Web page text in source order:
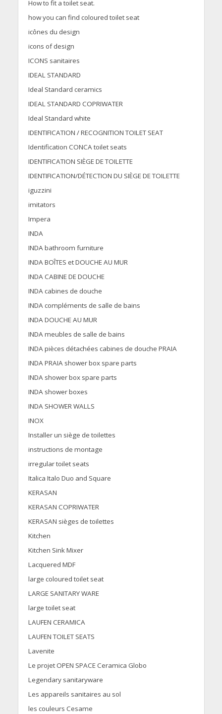
How to fit a toilet seat.
how you can find coloured toilet seat
icônes du design
icons of design
ICONS sanitaires
IDEAL STANDARD
Ideal Standard ceramics
IDEAL STANDARD COPRIWATER
Ideal Standard white
IDENTIFICATION / RECOGNITION TOILET SEAT
Identification CONCA toilet seats
IDENTIFICATION SIÈGE DE TOILETTE
IDENTIFICATION/DÉTECTION DU SIÈGE DE TOILETTE
iguzzini
imitators
Impera
INDA
INDA bathroom furniture
INDA BOÎTES et DOUCHE AU MUR
INDA CABINE DE DOUCHE
INDA cabines de douche
INDA compléments de salle de bains
INDA DOUCHE AU MUR
INDA meubles de salle de bains
INDA pièces détachées cabines de douche PRAIA
INDA PRAIA shower box spare parts
INDA shower box spare parts
INDA shower boxes
INDA SHOWER WALLS
INOX
Installer un siège de toilettes
instructions de montage
irregular toilet seats
Italica Italo Duo and Square
KERASAN
KERASAN COPRIWATER
KERASAN sièges de toilettes
Kitchen
Kitchen Sink Mixer
Lacquered MDF
large coloured toilet seat
LARGE SANITARY WARE
large toilet seat
LAUFEN CERAMICA
LAUFEN TOILET SEATS
Lavenite
Le projet OPEN SPACE Ceramica Globo
Legendary sanitaryware
Les appareils sanitaires au sol
les couleurs Cesame